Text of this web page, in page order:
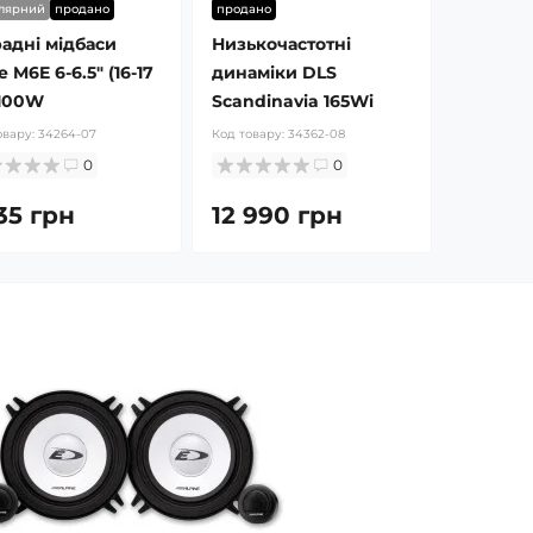
16 квітня
стоять у фарах
блог
Які лампи стоять у Шевролі
Лачетті
продано
мідбаси
M6E 6-6.5″ (16-17
34264-07
0
грн
продано
Низькочастотні
динаміки DLS
Scandinavia 165Wi
Код товару: 34362-08
0
12 990 грн